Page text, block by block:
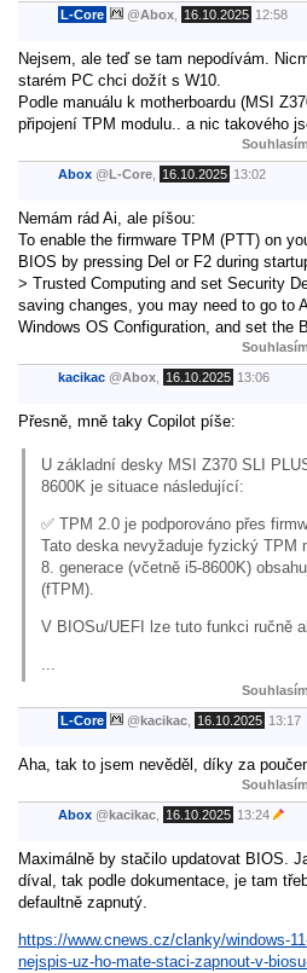
L-Core @Abox 16.10.2025 12:58
Nejsem, ale teď se tam nepodívám.
starém PC chci dožít s W10.
Podle manuálu k motherboardu (MSI
připojení TPM modulu.. a nic takového
Abox @L-Core 16.10.2025 13:02
Nemám rád Ai, ale píšou:
To enable the firmware TPM (PTT) on
BIOS by pressing Del or F2 during
> Trusted Computing and set Security
saving changes, you may need to go to
Windows OS Configuration, and set the
kacikac @Abox 16.10.2025 13:06
Přesně, mně taky Copilot píše:
U základní desky MSI Z370 SLI
8600K je situace následující:
✅ TPM 2.0 je podporováno přes
Tato deska nevyžaduje fyzický TPM
8. generace (včetně i5-8600K)
(fTPM).
V BIOSu/UEFI lze tuto funkci ručně
...
L-Core @kacikac 16.10.2025 13:17
Aha, tak to jsem nevěděl, díky za
Abox @kacikac 16.10.2025 13:24
Maximálně by stačilo updatovat BIOS.
díval, tak podle dokumentace, je tam
defaultně zapnutý.
https://www.cnews.cz/clanky/windows-
nejspis-uz-ho-mate-staci-zapnout-v-